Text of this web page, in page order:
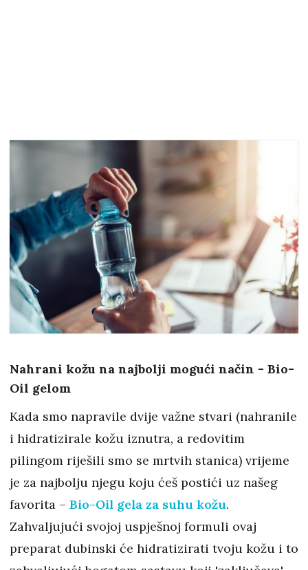
Nahrani kožu na najbolji mogući način - Bio-
Oil gelom
Kada smo napravile dvije važne stvari (nahranile
i hidratizirale kožu iznutra, a redovitim
pilingom riješili smo se mrtvih stanica) vrijeme
je za najbolju njegu koju ćeš postići uz našeg
favorita – Bio-Oil gela za suhu kožu.
Zahvaljujući svojoj uspješnoj formuli ovaj
preparat dubinski će hidratizirati tvoju kožu i to